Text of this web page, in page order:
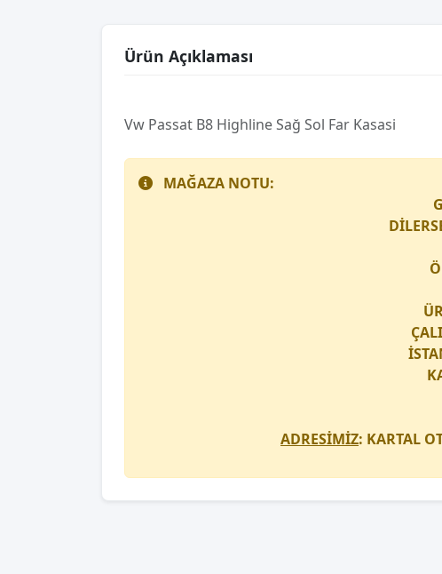
Ürün Açıklaması
Vw Passat B8 Hi̇ghli̇ne Sağ Sol Far Kasasi
MAĞAZA NOTU:
ADRESİMİZ: KARTAL